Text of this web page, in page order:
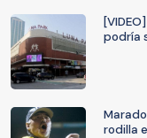
podría
rodilla